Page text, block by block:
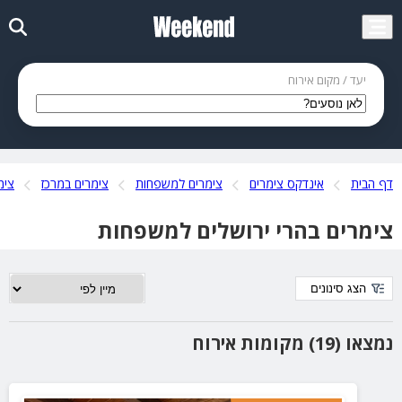
יעד / מקום אירוח
דף הבית אינדקס צימרים צימרים למשפחות צימרים במרכז
צימרים בהרי ירושלים למשפחות
נמצאו (19) מקומות אירוח
הצג סינונים